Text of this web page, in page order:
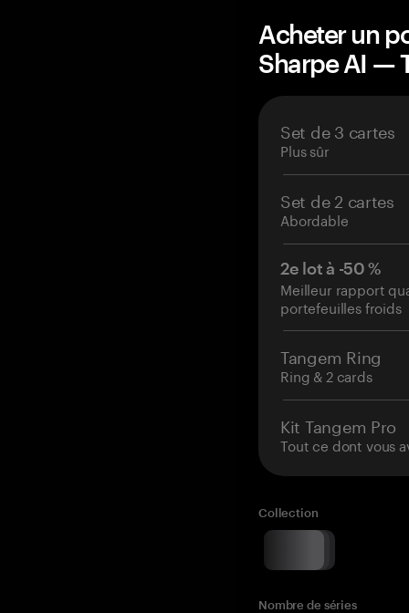
Acheter un
Sharpe AI —
Set de 3 cartes
Plus sûr
Set de 2 cartes
Abordable
2e lot à -50 %
Meilleur rapport
portefeuilles froids
Tangem Ring
Ring & 2 cards
Kit Tangem Pro
Tout ce dont vous
Collection
Nombre de séries